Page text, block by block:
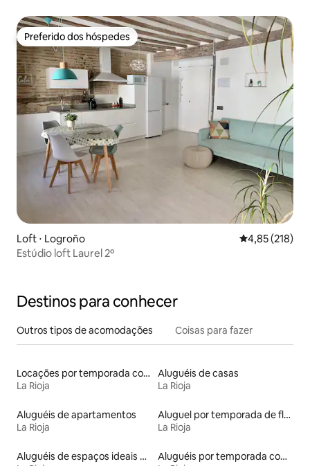
Preferido dos hóspedes
Preferido dos hóspedes
Loft ⋅ Logroño 4,85 de uma
4,85 (218)
Estúdio loft Laurel 2º
Destinos para conhecer
Outros tipos de acomodações Coisas para fazer
Locações por temporada com piscina
La Rioja
Aluguéis de casas
La Rioja
Aluguéis de apartamentos
La Rioja
Aluguel por temporada de flats
La Rioja
Aluguéis de espaços ideais para famílias
Aluguéis por temporada com café da manhã